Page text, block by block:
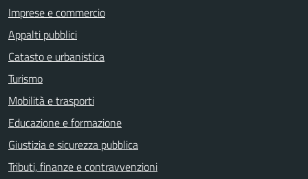
Imprese e commercio
Appalti pubblici
Catasto e urbanistica
Turismo
Mobilità e trasporti
Educazione e formazione
Giustizia e sicurezza pubblica
Tributi, finanze e contravvenzioni